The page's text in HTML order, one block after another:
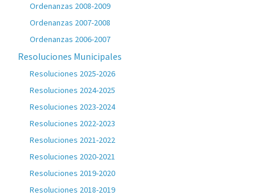
Ordenanzas 2008-2009
Ordenanzas 2007-2008
Ordenanzas 2006-2007
Resoluciones Municipales
Resoluciones 2025-2026
Resoluciones 2024-2025
Resoluciones 2023-2024
Resoluciones 2022-2023
Resoluciones 2021-2022
Resoluciones 2020-2021
Resoluciones 2019-2020
Resoluciones 2018-2019